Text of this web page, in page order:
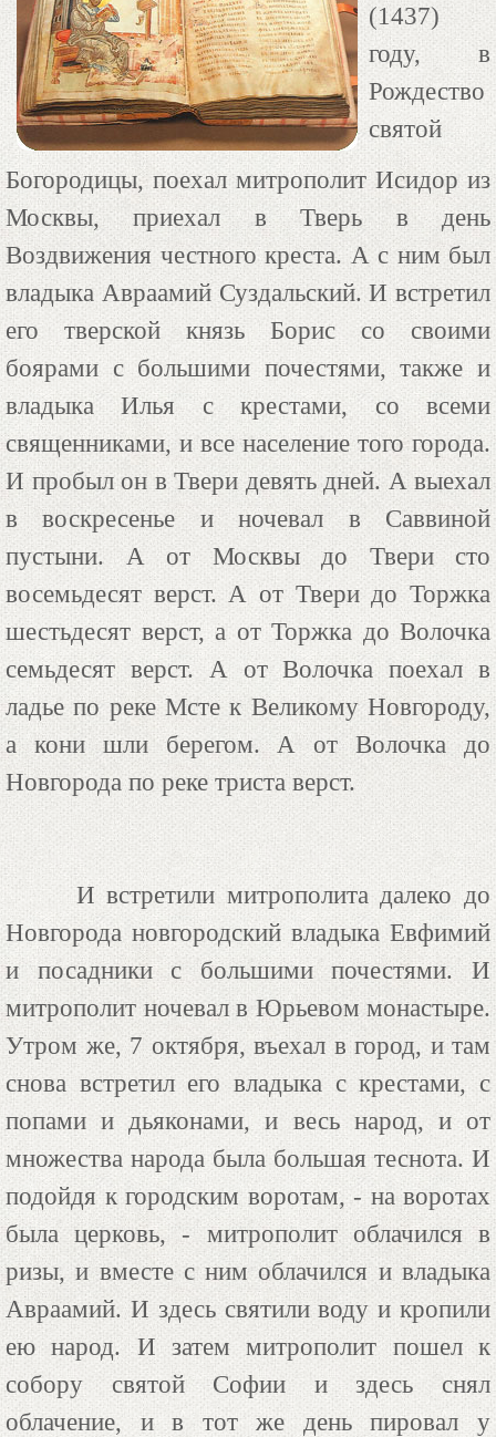
(1437)
году, в
Рождество
святой
Богородицы, поехал митрополит Исидор из
Москвы, приехал в Тверь в день
Воздвижения честного креста. А с ним был
владыка Авраамий Суздальский. И встретил
его тверской князь Борис со своими
боярами с большими почестями, также и
владыка Илья с крестами, со всеми
священниками, и все население того города.
И пробыл он в Твери девять дней. А выехал
в воскресенье и ночевал в Саввиной
пустыни. А от Москвы до Твери сто
восемьдесят верст. А от Твери до Торжка
шестьдесят верст, а от Торжка до Волочка
семьдесят верст. А от Волочка поехал в
ладье по реке Мсте к Великому Новгороду,
а кони шли берегом. А от Волочка до
Новгорода по реке триста верст.
И встретили митрополита далеко до
Новгорода новгородский владыка Евфимий
и посадники с большими почестями. И
митрополит ночевал в Юрьевом монастыре.
Утром же, 7 октября, въехал в город, и там
снова встретил его владыка с крестами, с
попами и дьяконами, и весь народ, и от
множества народа была большая теснота. И
подойдя к городским воротам, - на воротах
была церковь, - митрополит облачился в
ризы, и вместе с ним облачился и владыка
Авраамий. И здесь святили воду и кропили
ею народ. И затем митрополит пошел к
собору святой Софии и здесь снял
облачение, и в тот же день пировал у